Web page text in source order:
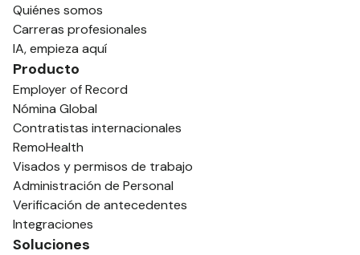
Quiénes somos
Carreras profesionales
IA, empieza aquí
Producto
Employer of Record
Nómina Global
Contratistas internacionales
RemoHealth
Visados y permisos de trabajo
Administración de Personal
Verificación de antecedentes
Integraciones
Soluciones